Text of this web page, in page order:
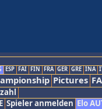
ESP FAI FIN FRA GER GRE INA
Pictures
Spieler anmelden Elo